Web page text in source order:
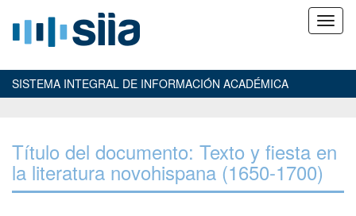
SISTEMA INTEGRAL DE INFORMACIÓN ACADÉMICA
Título del documento: Texto y fiesta en
la literatura novohispana (1650-1700)